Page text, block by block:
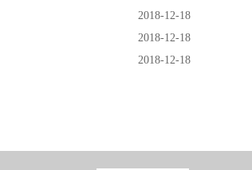
2018-12-18
2018-12-18
2018-12-18